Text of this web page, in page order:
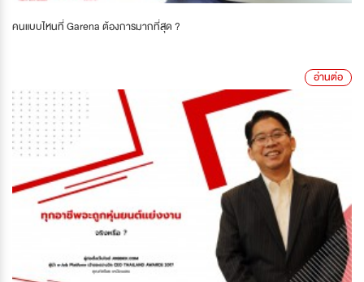
คนแบบไหนที่ Garena ต้องการมากที่สุด ?
อ่านต่อ